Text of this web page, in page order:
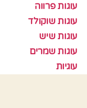
עוגות פרווה
עוגות שוקולד
עוגות שיש
עוגות שמרים
עוגיות